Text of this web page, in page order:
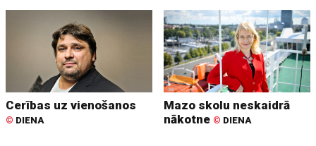
Cerības uz vienošanos
© DIENA
Mazo skolu neskaidrā
nākotne © DIENA